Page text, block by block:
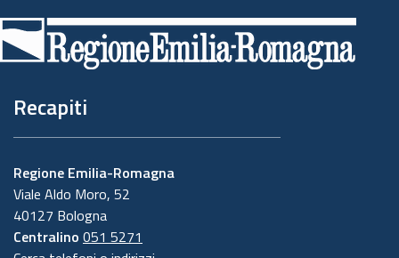
di
pagina
Recapiti
Regione Emilia-Romagna
Viale Aldo Moro, 52
40127 Bologna
Centralino 051 5271